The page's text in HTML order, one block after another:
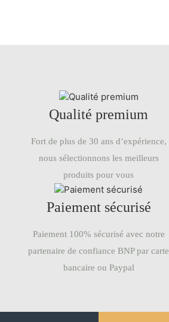
Qualité premium
Fort de plus de 30 ans d’expérience,
nous sélectionnons les meilleurs
produits pour vous
Paiement sécurisé
Paiement 100% sécurisé avec notre
partenaire de confiance BNP par carte
bancaire ou Paypal